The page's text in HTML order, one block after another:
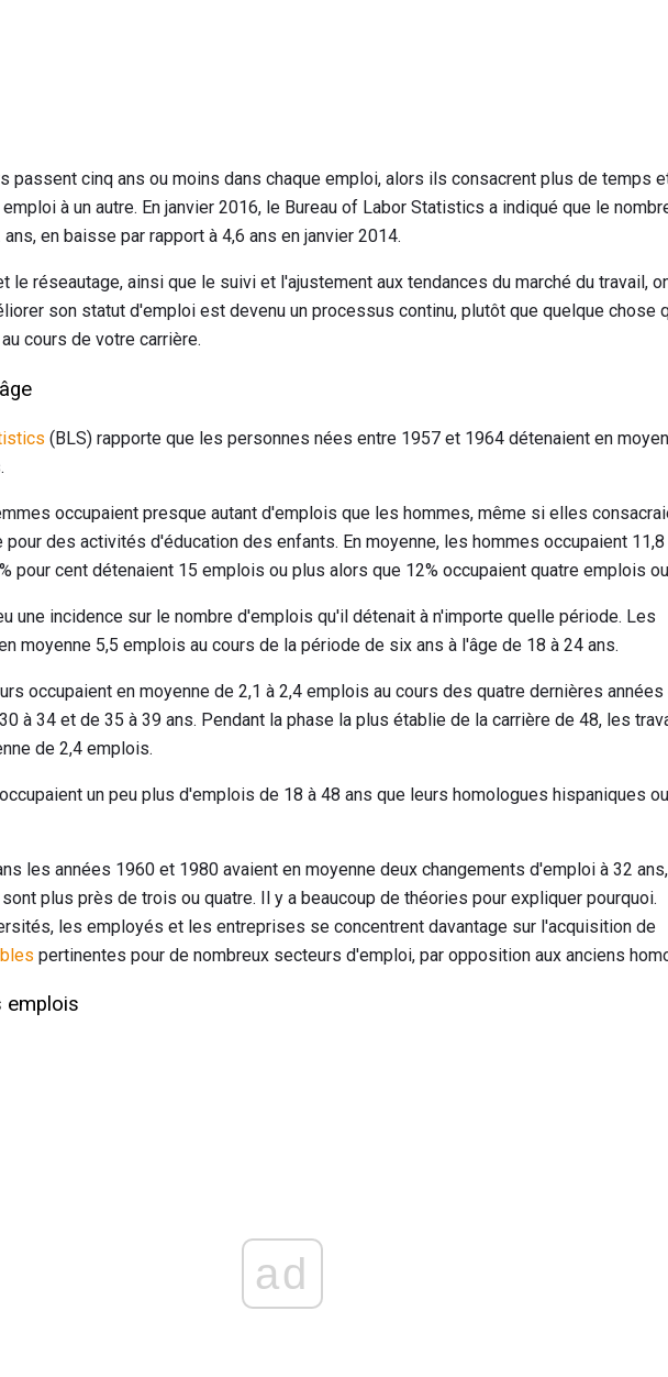
passent cinq ans ou moins dans chaque emploi, alors ils consacrent plus de temps
à un autre. En janvier 2016, le Bureau of Labor Statistics a indiqué que le
en baisse par rapport à 4,6 ans en janvier 2014.
le réseautage, ainsi que le suivi et l'ajustement aux tendances du marché du travail,
son statut d'emploi est devenu un processus continu, plutôt que quelque chose
cours de votre carrière.
(BLS) rapporte que les personnes nées entre 1957 et 1964 détenaient en
occupaient presque autant d'emplois que les hommes, même si elles
pour des activités d'éducation des enfants. En moyenne, les hommes occupaient
pour cent détenaient 15 emplois ou plus alors que 12% occupaient quatre emplois
une incidence sur le nombre d'emplois qu'il détenait à n'importe quelle période. Les
moyenne 5,5 emplois au cours de la période de six ans à l'âge de 18 à 24 ans.
occupaient en moyenne de 2,1 à 2,4 emplois au cours des quatre dernières
à 34 et de 35 à 39 ans. Pendant la phase la plus établie de la carrière de 48, les
de 2,4 emplois.
un peu plus d'emplois de 18 à 48 ans que leurs homologues hispaniques
les années 1960 et 1980 avaient en moyenne deux changements d'emploi à 32
plus près de trois ou quatre. Il y a beaucoup de théories pour expliquer pourquoi.
les employés et les entreprises se concentrent davantage sur l'acquisition de
pertinentes pour de nombreux secteurs d'emploi, par opposition aux anciens
emplois
ad